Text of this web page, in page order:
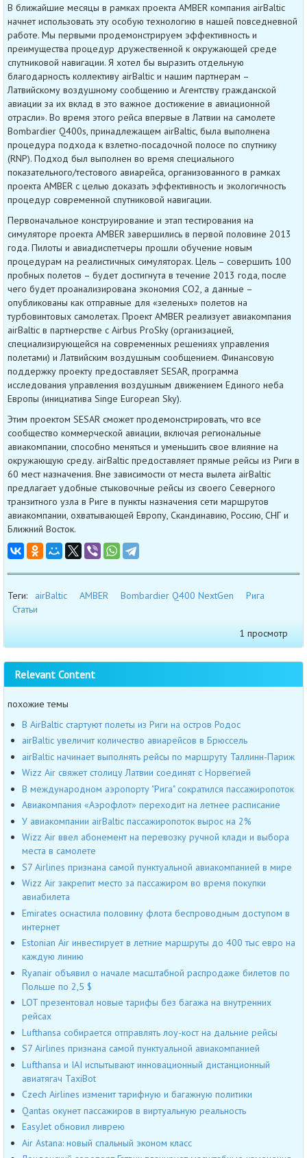
В ближайшие месяцы в рамках проекта AMBER компания airBaltic
начнет использовать эту особую технологию в нашей повседневной
работе. Мы первыми продемонстрируем эффективность и
преимущества процедур дружественной к окружающей среде
спутниковой навигации. Я хотел бы выразить отдельную
благодарность коллективу airBaltic и нашим партнерам –
Латвийскому воздушному сообщению и Агентству гражданской
авиации за их вклад в это важное достижение в авиационной
отрасли». Во время этого рейса впервые в Латвии на самолете
Bombardier Q400s, принадлежащем airBaltic, была выполнена
процедура подхода к взлетно-посадочной полосе по спутнику
(RNP). Подход был выполнен во время специального
показательного/тестового авиарейса, организованного в рамках
проекта AMBER с целью доказать эффективность и экологичность
процедур современной спутниковой навигации.
Первоначальное конструирование и этап тестирования на
симуляторе проекта AMBER завершились в первой половине 2013
года. Пилоты и авиадиспетчеры прошли обучение новым
процедурам на реалистичных симуляторах. Цель – совершить 100
пробных полетов – будет достигнута в течение 2013 года, после
чего будет проанализирована экономия СО2, а данные –
опубликованы как отправные для «зеленых» полетов на
турбовинтовых самолетах. Проект AMBER реализует авиакомпания
airBaltic в партнерстве с Airbus ProSky (организацией,
специализирующейся на современных решениях управления
полетами) и Латвийским воздушным сообщением. Финансовую
поддержку проекту предоставляет SESAR, программа
исследования управления воздушным движением Единого неба
Европы (инициатива Singe European Sky).
Этим проектом SESAR сможет продемонстрировать, что все
сообщество коммерческой авиации, включая региональные
авиакомпании, способно меняться и уменьшить свое влияние на
окружающую среду. airBaltic предоставляет прямые рейсы из Риги в
60 мест назначения. Вне зависимости от места вылета airBaltic
предлагает удобные стыковочные рейсы из своего Северного
транзитного узла в Риге в пункты назначения сети маршрутов
авиакомпании, охватывающей Европу, Скандинавию, Россию, СНГ и
Ближний Восток.
Теги: airBaltic AMBER Bombardier Q400 NextGen
Рига
Статьи
1 просмотр
Relevant Content
похожие темы
В AirBaltic стартуют полеты из Риги на остров Родос
airBaltic увеличит количество авиарейсов в Брюссель
airBaltic начинает выполнять рейсы по маршруту Таллинн-Париж
Wizz Air свяжет столицу Латвии соединят с Норвегией
В международном аэропорту "Рига" сократился пассажиропоток
Авиакомпания «Аэрофлот» переходит на летнее расписание
У авиакомпании airBaltic пассажиропоток вырос на 2%
Wizz Air ввел абонемент на перевозку ручной клади и выбора
места в самолете
S7 Airlines признана самой пунктуальной авиакомпанией в мире
Wizz Air закрепит место за пассажиром во время покупки
авиабилета
Emirates оснастила половину флота беспроводным доступом в
интернет
Estonian Air инвестирует в летние маршруты до 400 тыс евро на
каждую линию
Ryanair объявил о начале масштабной распродаже билетов по
Польше по 2,5 $
LOT презентовал новые тарифы без багажа на внутренних
рейсах
Lufthansa собирается отправлять лоу-кост на дальние рейсы
S7 Airlines признана самой пунктуальной авиакомпанией
Lufthansa и IAI испытывают инновационный дистанционный
авиатягач TaxiBot
Czech Airlines изменит тарифную и багажную политики
Qantas окунет пассажиров в виртуальную реальность
EasyJet обновил ливрею
Air Astana: новый спальный эконом класс